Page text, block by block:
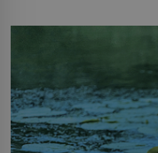
milostpaní. Stačí
množství růžového